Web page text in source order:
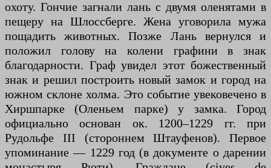
охоту. Гончие загнали лань с двумя оленятами в
пещеру на Шлоссберге. Жена уговорила мужа
пощадить животных. Позже Лань вернулся и
положил голову на колени графини в знак
благодарности. Граф увидел этот божественный
знак и решил построить новый замок и город на
южном склоне холма. Это событие увековечено в
Хиршпарке (Оленьем парке) у замка. Город
официально основан ок. 1200–1229 гг. при
Рудольфе III (стороннем Штауфенов). Первое
упоминание — 1229 год (в документе о дарении